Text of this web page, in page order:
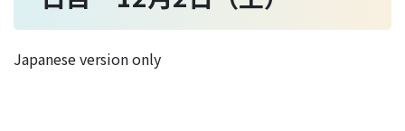
Japanese version only